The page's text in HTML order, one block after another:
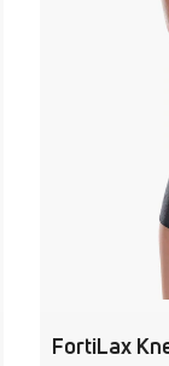
FortiLax